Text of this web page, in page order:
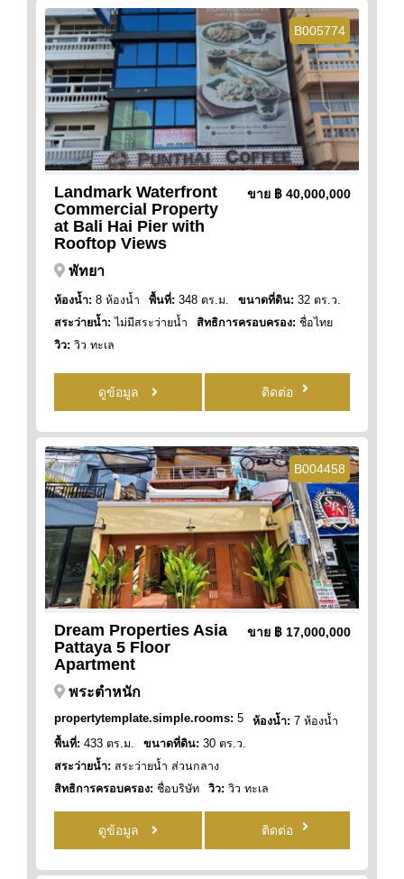
B005774
Landmark Waterfront
Commercial Property
at Bali Hai Pier with
Rooftop Views
ขาย ฿ 40,000,000
พัทยา
ห้องน้ำ: 8 ห้องน้ำ พื้นที่: 348 ตร.ม. ขนาดที่ดิน: 32 ตร.ว.
สระว่ายน้ำ: ไม่มีสระว่ายน้ำ สิทธิการครอบครอง: ชื่อไทย
วิว: วิว ทะเล
ดูข้อมูล ติดต่อ
B004458
Dream Properties Asia
Pattaya 5 Floor
Apartment
ขาย ฿ 17,000,000
พระตำหนัก
propertytemplate.simple.rooms: 5 ห้องน้ำ: 7 ห้องน้ำ
พื้นที่: 433 ตร.ม. ขนาดที่ดิน: 30 ตร.ว.
สระว่ายน้ำ: สระว่ายน้ำ ส่วนกลาง
สิทธิการครอบครอง: ชื่อบริษัท วิว: วิว ทะเล
ดูข้อมูล ติดต่อ